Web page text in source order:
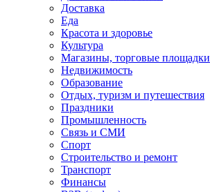
Доставка
Еда
Красота и здоровье
Культура
Магазины, торговые площадки
Недвижимость
Образование
Отдых, туризм и путешествия
Праздники
Промышленность
Связь и СМИ
Спорт
Строительство и ремонт
Транспорт
Финансы